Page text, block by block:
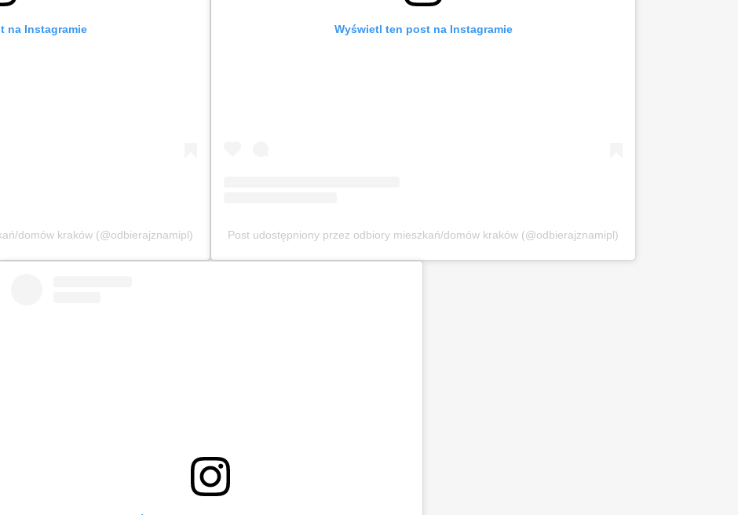
na Instagramie
domów kraków (@odbierajznamipl)
Wyświetl ten post na Instagramie
Post udostępniony przez odbiory mieszkań/domów kraków (@odbierajznamipl)